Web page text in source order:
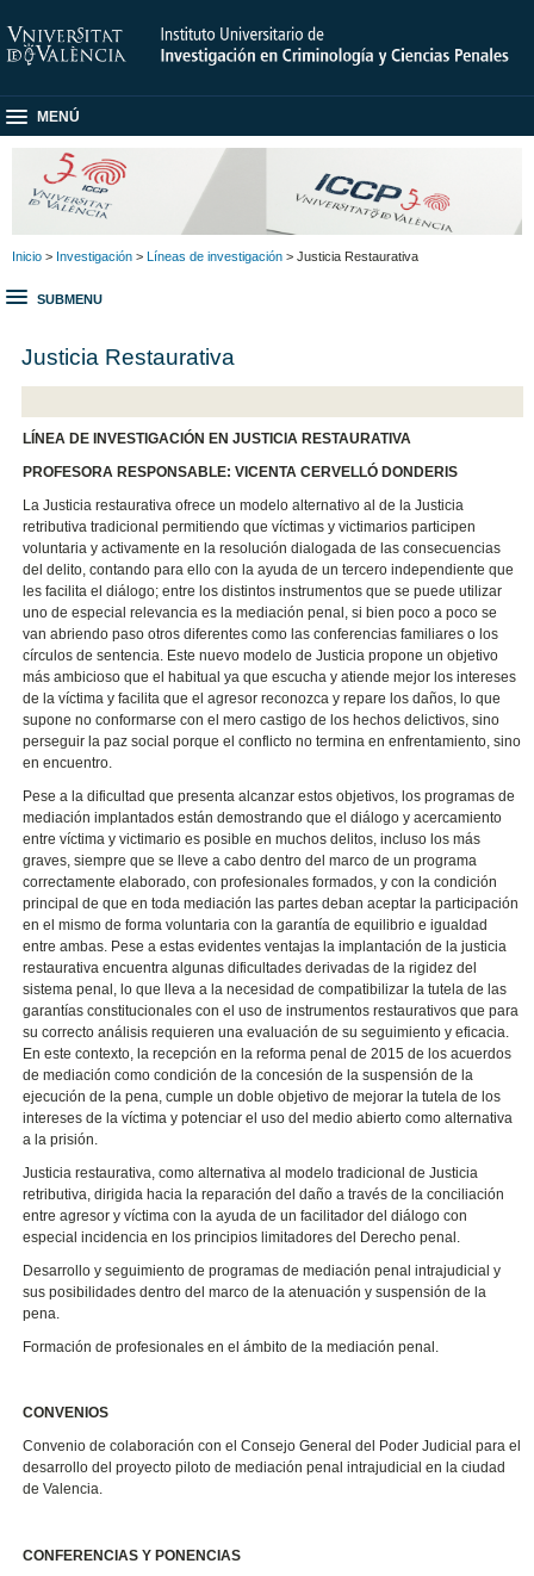
MENÚ
Inicio > Investigación > Líneas de investigación > Justicia Restaurativa
SUBMENU
Justicia Restaurativa
LÍNEA DE INVESTIGACIÓN EN JUSTICIA RESTAURATIVA
PROFESORA RESPONSABLE: VICENTA CERVELLÓ DONDERIS
La Justicia restaurativa ofrece un modelo alternativo al de la Justicia
retributiva tradicional permitiendo que víctimas y victimarios participen
voluntaria y activamente en la resolución dialogada de las consecuencias
del delito, contando para ello con la ayuda de un tercero independiente que
les facilita el diálogo; entre los distintos instrumentos que se puede utilizar
uno de especial relevancia es la mediación penal, si bien poco a poco se
van abriendo paso otros diferentes como las conferencias familiares o los
círculos de sentencia. Este nuevo modelo de Justicia propone un objetivo
más ambicioso que el habitual ya que escucha y atiende mejor los intereses
de la víctima y facilita que el agresor reconozca y repare los daños, lo que
supone no conformarse con el mero castigo de los hechos delictivos, sino
perseguir la paz social porque el conflicto no termina en enfrentamiento, sino
en encuentro.
Pese a la dificultad que presenta alcanzar estos objetivos, los programas de
mediación implantados están demostrando que el diálogo y acercamiento
entre víctima y victimario es posible en muchos delitos, incluso los más
graves, siempre que se lleve a cabo dentro del marco de un programa
correctamente elaborado, con profesionales formados, y con la condición
principal de que en toda mediación las partes deban aceptar la participación
en el mismo de forma voluntaria con la garantía de equilibrio e igualdad
entre ambas. Pese a estas evidentes ventajas la implantación de la justicia
restaurativa encuentra algunas dificultades derivadas de la rigidez del
sistema penal, lo que lleva a la necesidad de compatibilizar la tutela de las
garantías constitucionales con el uso de instrumentos restaurativos que para
su correcto análisis requieren una evaluación de su seguimiento y eficacia.
En este contexto, la recepción en la reforma penal de 2015 de los acuerdos
de mediación como condición de la concesión de la suspensión de la
ejecución de la pena, cumple un doble objetivo de mejorar la tutela de los
intereses de la víctima y potenciar el uso del medio abierto como alternativa
a la prisión.
Justicia restaurativa, como alternativa al modelo tradicional de Justicia
retributiva, dirigida hacia la reparación del daño a través de la conciliación
entre agresor y víctima con la ayuda de un facilitador del diálogo con
especial incidencia en los principios limitadores del Derecho penal.
Desarrollo y seguimiento de programas de mediación penal intrajudicial y
sus posibilidades dentro del marco de la atenuación y suspensión de la
pena.
Formación de profesionales en el ámbito de la mediación penal.
CONVENIOS
Convenio de colaboración con el Consejo General del Poder Judicial para el
desarrollo del proyecto piloto de mediación penal intrajudicial en la ciudad
de Valencia.
CONFERENCIAS Y PONENCIAS